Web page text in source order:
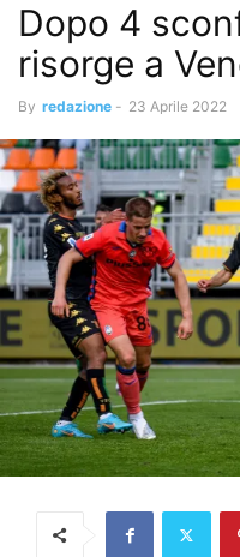
Dopo 4
risorge a
By redazione - 23 Aprile 2022